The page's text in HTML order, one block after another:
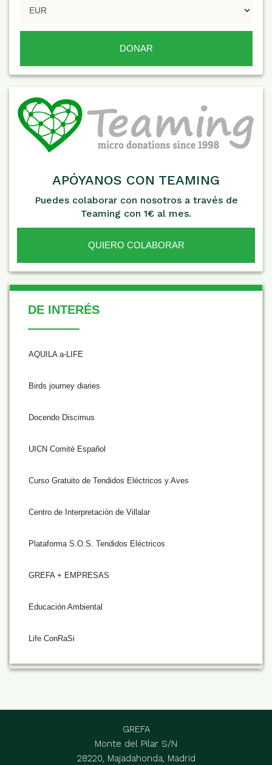
APÓYANOS CON TEAMING
Puedes colaborar con nosotros a través de
Teaming con 1€ al mes.
QUIERO COLABORAR
De Interés
DE INTERÉS
AQUILA a-LIFE
Birds journey diaries
Docendo Discimus
UICN Comité Español
Curso Gratuito de Tendidos Eléctricos y Aves
Centro de Interpretación de Villalar
Plataforma S.O.S. Tendidos Eléctricos
GREFA + EMPRESAS
Educación Ambiental
Life ConRaSi
GREFA
Monte del Pilar S/N
28220, Majadahonda, Madrid